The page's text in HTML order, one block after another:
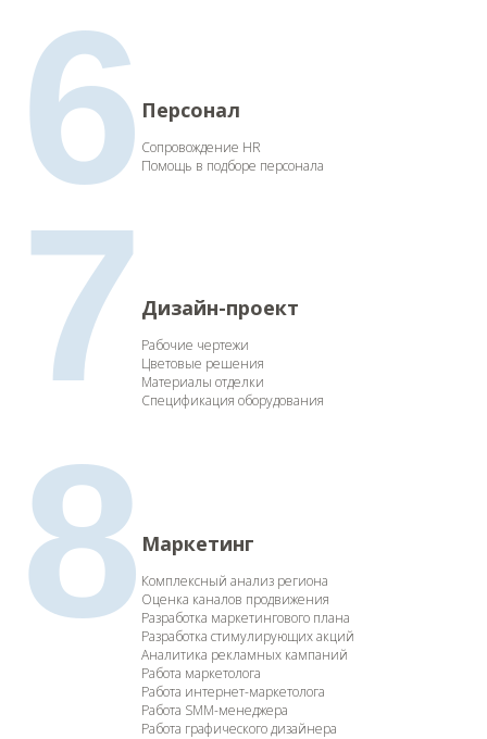
Персонал
Сопровождение HR
Помощь в подборе персонала
6
Дизайн-проект
Рабочие чертежи
Цветовые решения
Материалы отделки
Спецификация оборудования
7
Маркетинг
Комплексный анализ региона
Оценка каналов продвижения
Разработка маркетингового плана
Разработка стимулирующих акций
Аналитика рекламных кампаний
Работа маркетолога
Работа интернет-маркетолога
Работа SMM-менеджера
Работа графического дизайнера
8